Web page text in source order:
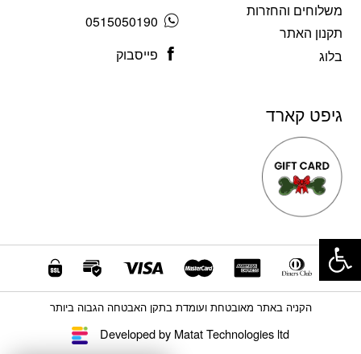
משלוחים והחזרות
תקנון האתר
בלוג
0515050190
פייסבוק
גיפט קארד
Developed by Matat Technologies ltd
הקניה באתר מאובטחת ועומדת בתקן האבטחה הגבוה ביותר
פתח סרגל נגישות